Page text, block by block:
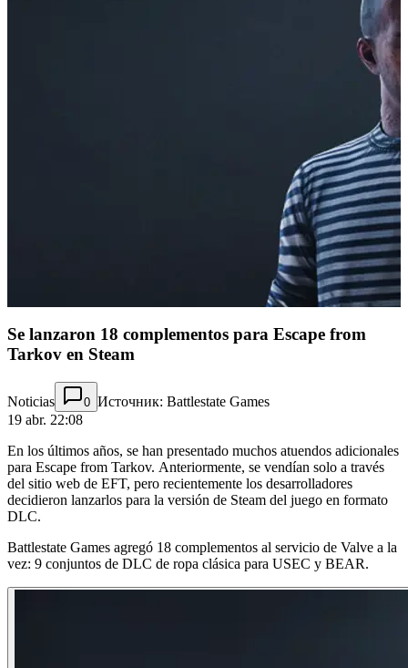
Se lanzaron 18 complementos para Escape from
Tarkov en Steam
Noticias 0 Источник: Battlestate Games
19 abr. 22:08
En los últimos años, se han presentado muchos atuendos adicionales
para Escape from Tarkov. Anteriormente, se vendían solo a través
del sitio web de EFT, pero recientemente los desarrolladores
decidieron lanzarlos para la versión de Steam del juego en formato
DLC.
Battlestate Games agregó 18 complementos al servicio de Valve a la
vez: 9 conjuntos de DLC de ropa clásica para USEC y BEAR.